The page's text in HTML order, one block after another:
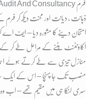
ذہانت ، دیانت اور محنت دیکھ کر
امتحان دینے کا مشورہ دیا – ایف اے
اکاؤنٹنٹ بننے کے مراحل طے کر کے
منازل تیزی سے طے کرتے ہوئے
منصب تک جا پہنچا – اس کے ایک
سری لنکا ہی میں مقیم تھے – اب وہ